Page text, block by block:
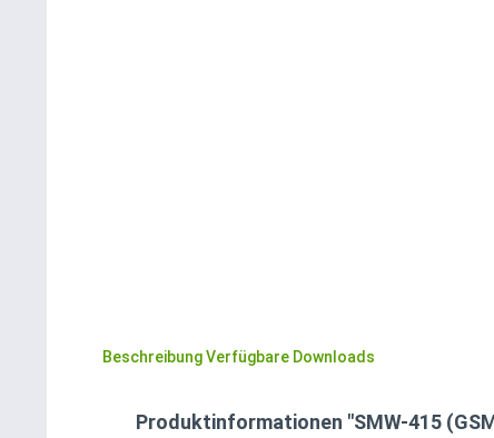
BeschreibungVerfügbare Downloads
Produktinformationen "SMW-415